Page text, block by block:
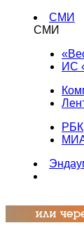
СМИ
СМИ
ИС
РБК